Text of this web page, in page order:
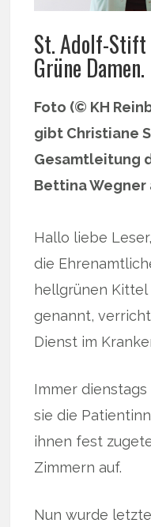
St. Adolf-
Grüne Damen.
Foto (© KH
gibt Christiane
Gesamtleitung
Bettina Wegner
Hallo liebe Leser,
die
hellgrünen Kittel
genannt,
Dienst im
Immer
sie die
ihnen fest
Zimmern auf.
Nun wurde